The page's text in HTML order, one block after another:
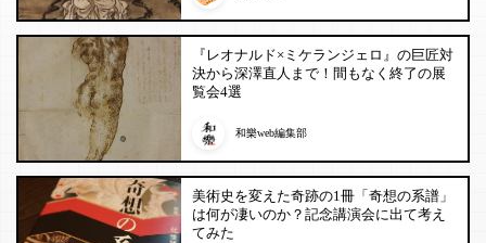
『レオナルド×ミケランジェロ』の巨匠対
決から深澤直人まで！間もなく終了の展
覧会4選
和樂web編集部
美術史を変えた奇跡の1冊「奇想の系譜」
は何が凄いのか？記念講演会に出て考え
てみた